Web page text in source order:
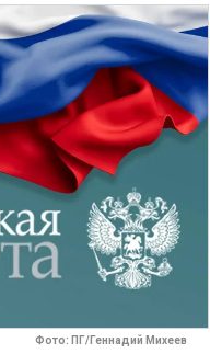
Фото: ПГ/Геннадий Михеев